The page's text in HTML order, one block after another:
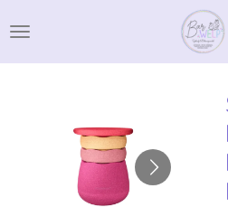
direct
naar